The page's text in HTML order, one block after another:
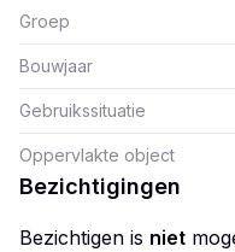
Groep
Bouwjaar
Gebruikssituatie
Oppervlakte object
Bezichtigingen
Bezichtigen is niet